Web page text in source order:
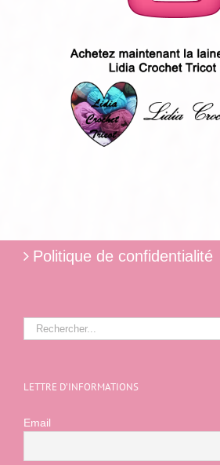
Politique de confidentialité
Rechercher:
LETTRE D’INFORMATIONS
Email